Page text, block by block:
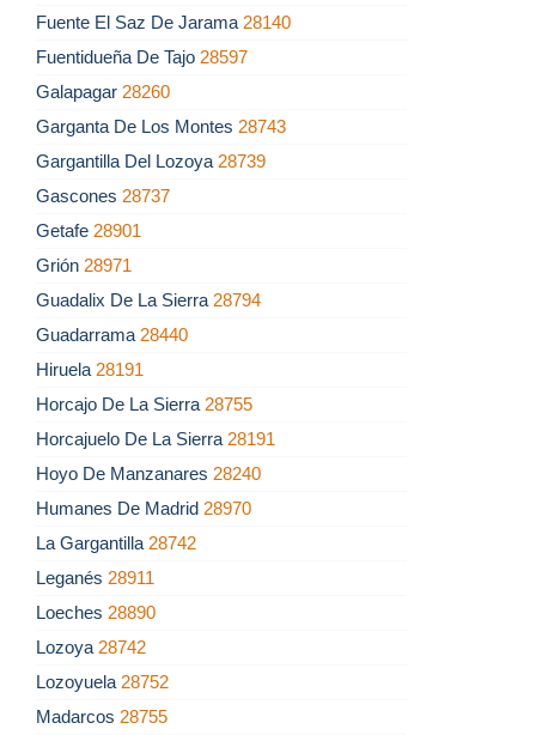
Fuente El Saz De Jarama 28140
Fuentidueña De Tajo 28597
Galapagar 28260
Garganta De Los Montes 28743
Gargantilla Del Lozoya 28739
Gascones 28737
Getafe 28901
Grión 28971
Guadalix De La Sierra 28794
Guadarrama 28440
Hiruela 28191
Horcajo De La Sierra 28755
Horcajuelo De La Sierra 28191
Hoyo De Manzanares 28240
Humanes De Madrid 28970
La Gargantilla 28742
Leganés 28911
Loeches 28890
Lozoya 28742
Lozoyuela 28752
Madarcos 28755